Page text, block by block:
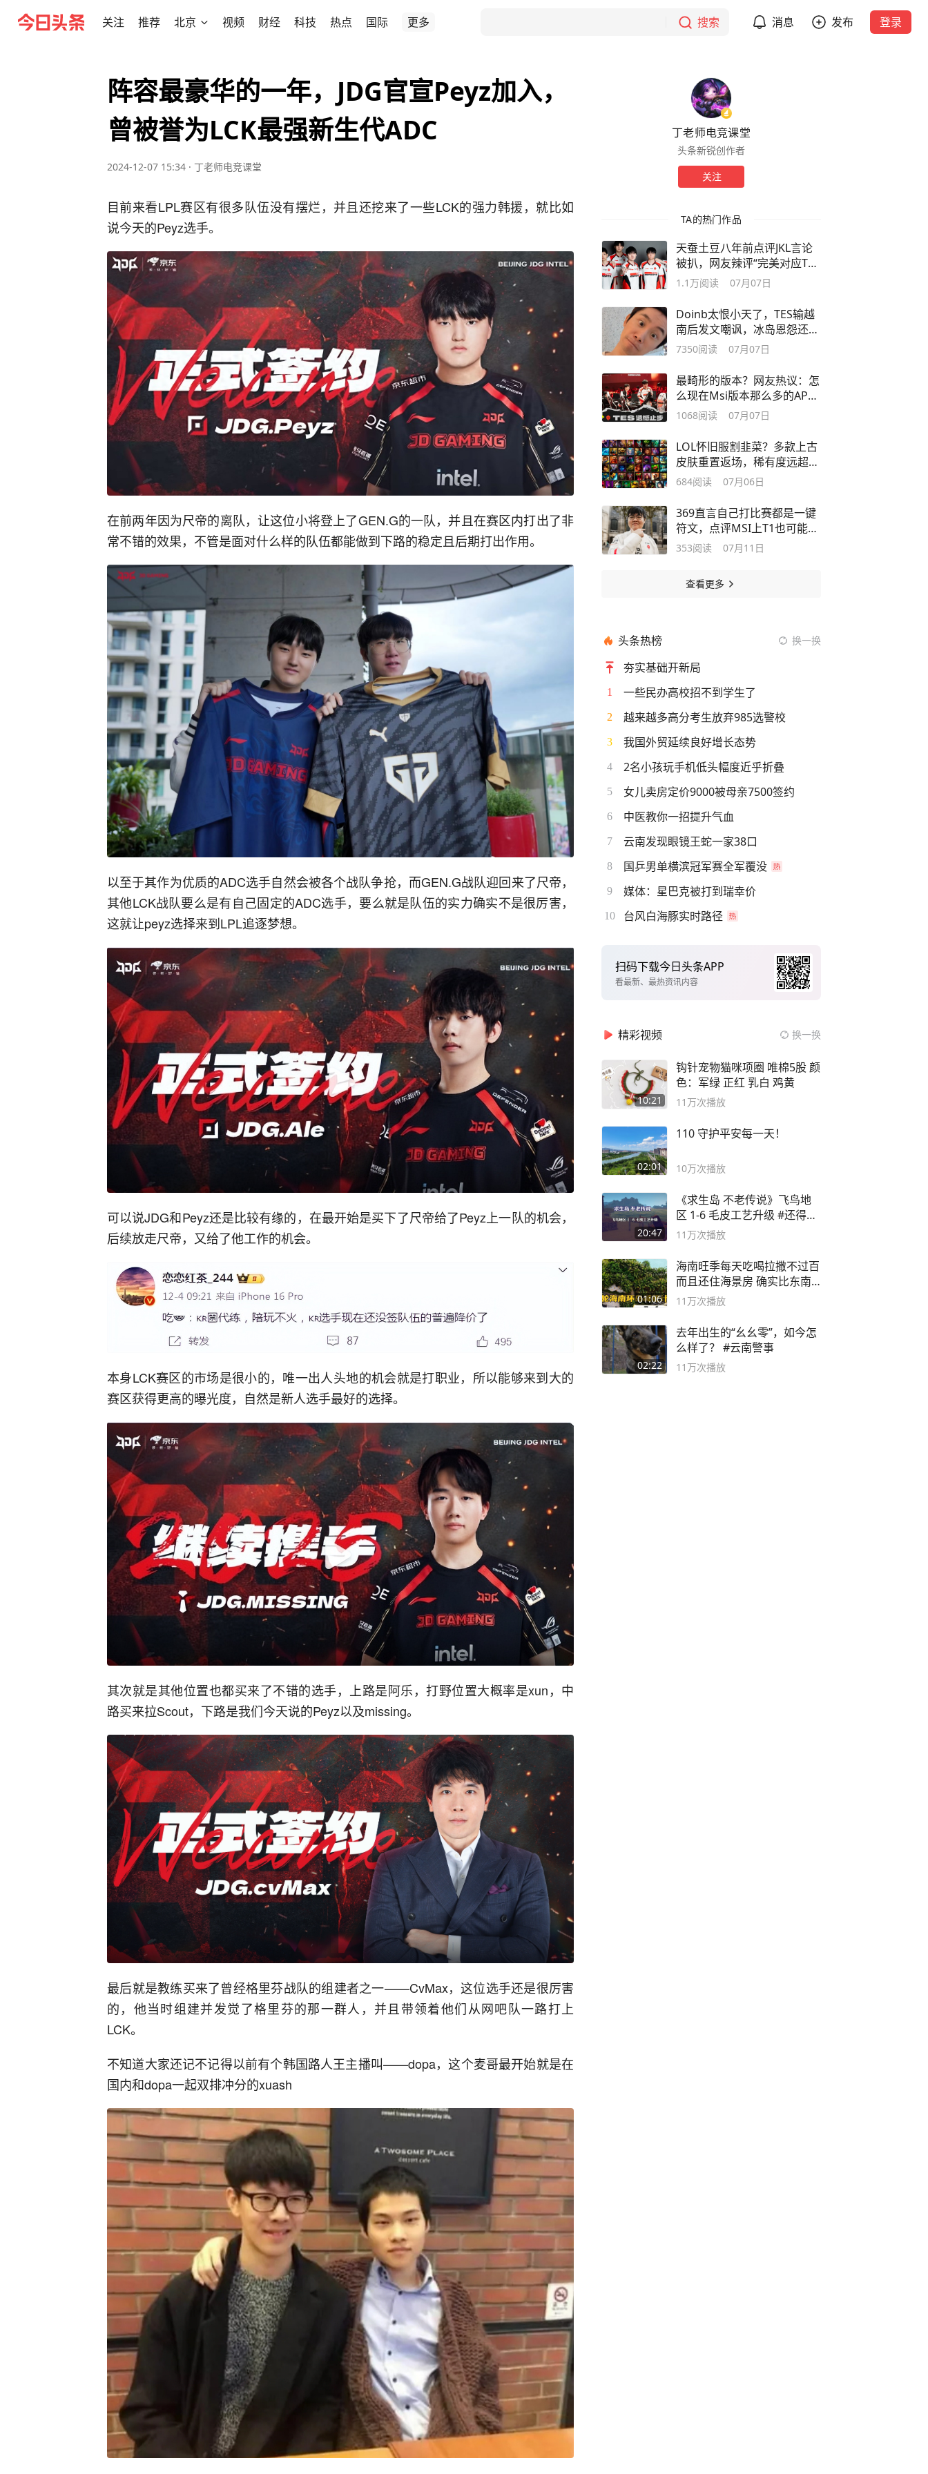
关注 推荐 北京 视频 财经 科技 热点 国际 更多 搜索 消息 发布 登录
阵容最豪华的一年，JDG官宣Peyz加入，
曾被誉为LCK最强新生代ADC
2024-12-07 15:34 · 丁老师电竞课堂
目前来看LPL赛区有很多队伍没有摆烂，并且还挖来了一些LCK的强力韩援，就比如
说今天的Peyz选手。
在前两年因为尺帝的离队，让这位小将登上了GEN.G的一队，并且在赛区内打出了非
常不错的效果，不管是面对什么样的队伍都能做到下路的稳定且后期打出作用。
以至于其作为优质的ADC选手自然会被各个战队争抢，而GEN.G战队迎回来了尺帝，
其他LCK战队要么是有自己固定的ADC选手，要么就是队伍的实力确实不是很厉害，
这就让peyz选择来到LPL追逐梦想。
可以说JDG和Peyz还是比较有缘的，在最开始是买下了尺帝给了Peyz上一队的机会，
后续放走尺帝，又给了他工作的机会。
本身LCK赛区的市场是很小的，唯一出人头地的机会就是打职业，所以能够来到大的
赛区获得更高的曝光度，自然是新人选手最好的选择。
其次就是其他位置也都买来了不错的选手，上路是阿乐，打野位置大概率是xun，中
路买来拉Scout，下路是我们今天说的Peyz以及missing。
最后就是教练买来了曾经格里芬战队的组建者之一——CvMax，这位选手还是很厉害
的，他当时组建并发觉了格里芬的那一群人，并且带领着他们从网吧队一路打上
LCK。
不知道大家还记不记得以前有个韩国路人王主播叫——dopa，这个麦哥最开始就是在
国内和dopa一起双排冲分的xuash
丁老师电竞课堂
头条新锐创作者
关注
TA的热门作品
天蚕土豆八年前点评JKL言论
被扒，网友辣评“完美对应TES
现状”
1.1万阅读 07月07日
Doinb太恨小天了，TES输越
南后发文嘲讽，冰岛恩怨还没
结束
7350阅读 07月07日
最畸形的版本？网友热议：怎
么现在Msi版本那么多的AP下
路？
1068阅读 07月07日
LOL怀旧服割韭菜？多款上古
皮肤重置返场，稀有度远超至
死不渝
684阅读 07月06日
369直言自己打比赛都是一键
符文，点评MSI上T1也可能打
不过越南队
353阅读 07月11日
查看更多
头条热榜 换一换
夯实基础开新局
1 一些民办高校招不到学生了
2 越来越多高分考生放弃985选警校
3 我国外贸延续良好增长态势
4 2名小孩玩手机低头幅度近乎折叠
5 女儿卖房定价9000被母亲7500签约
6 中医教你一招提升气血
7 云南发现眼镜王蛇一家38口
8 国乒男单横滨冠军赛全军覆没
9 媒体：星巴克被打到瑞幸价
10 台风白海豚实时路径
扫码下载今日头条APP
看最新、最热资讯内容
精彩视频 换一换
10:21
钩针宠物猫咪项圈 唯棉5股 颜
色：军绿 正红 乳白 鸡黄
11万次播放
02:01
110 守护平安每一天！
10万次播放
20:47
《求生岛 不老传说》飞鸟地
区 1-6 毛皮工艺升级 #还得是
主机大作
11万次播放
01:06
海南旺季每天吃喝拉撒不过百
而且还住海景房 确实比东南
亚合适
11万次播放
02:22
去年出生的“幺幺零”，如今怎
么样了？ #云南警事
11万次播放